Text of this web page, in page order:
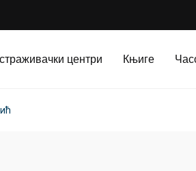
центри Књиге